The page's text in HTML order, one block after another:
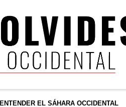
ENTENDER EL SÁHARA OCCIDENTAL